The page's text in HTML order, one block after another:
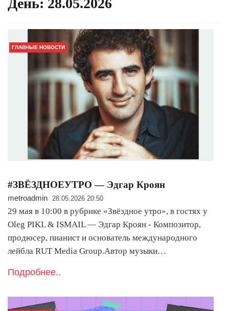
День: 28.05.2026
ГЛАВНЫЕ НОВОСТИ
#ЗВЁЗДНОЕУТРО — Эдгар Кроян
metroadmin 28.05.2026 20:50
29 мая в 10:00 в рубрике «Звёздное утро», в гостях у
Oleg PIKL & ISMAIL — Эдгар Кроян - Композитор,
продюсер, пианист и основатель международного
лейбла RUT Media Group.Автор музыки…
Подробнее..